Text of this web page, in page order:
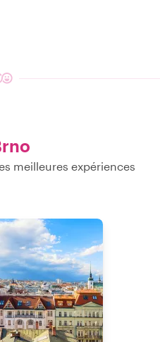
meilleures expériences